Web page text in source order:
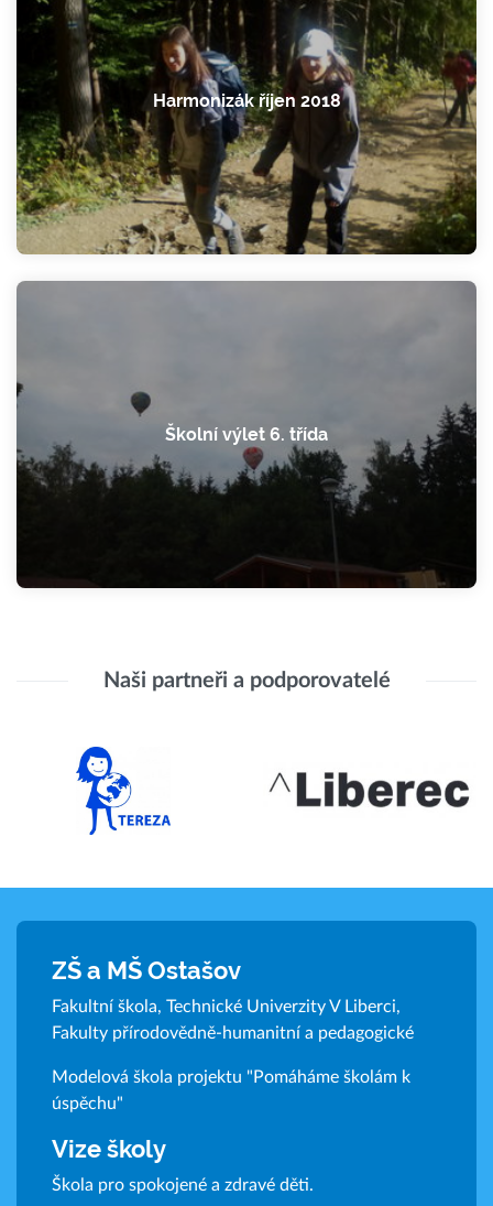
Harmonizák říjen 2018
Školní výlet 6. třída
Naši partneři a podporovatelé
ZŠ a MŠ Ostašov
Fakultní škola, Technické Univerzity V Liberci,
Fakulty přírodovědně-humanitní a pedagogické
Modelová škola projektu "Pomáháme školám k
úspěchu"
Vize školy
Škola pro spokojené a zdravé děti.